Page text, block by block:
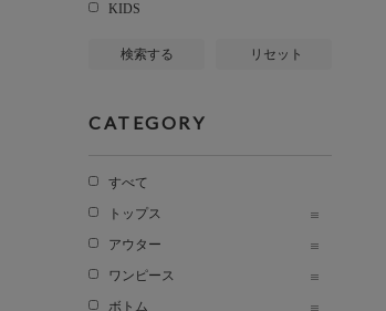
KIDS
検索する リセット
CATEGORY
すべて
トップス
アウター
ワンピース
ボトム